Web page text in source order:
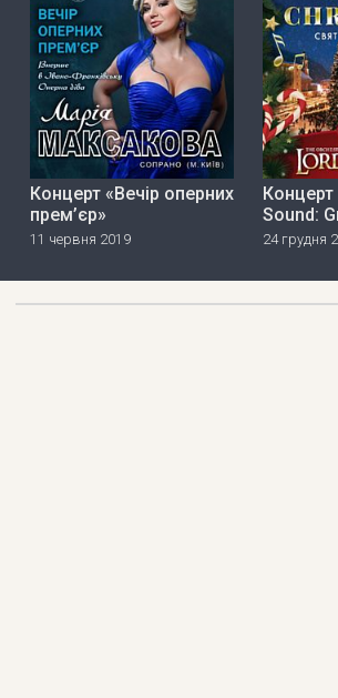
Концерт «Вечір оперних
прем’єр»
11 червня 2019
Sound:
24 грудня